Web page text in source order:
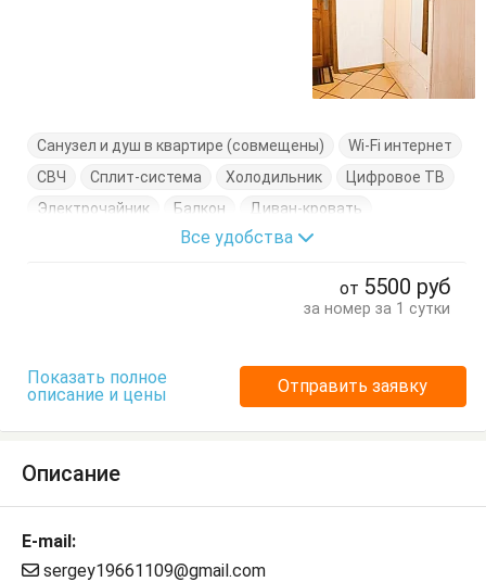
Санузел и душ в квартире (совмещены)
Wi-Fi интернет
СВЧ
Сплит-система Холодильник
Цифровое ТВ
Электрочайник
Балкон
Диван-кровать
Журнальный столик
Комод
Кресло
Стол
Стулья
Все удобства
от 5500 руб
за номер за 1 сутки
Показать полное
описание и цены
Отправить заявку
Описание
E-mail:
sergey19661109@gmail.com